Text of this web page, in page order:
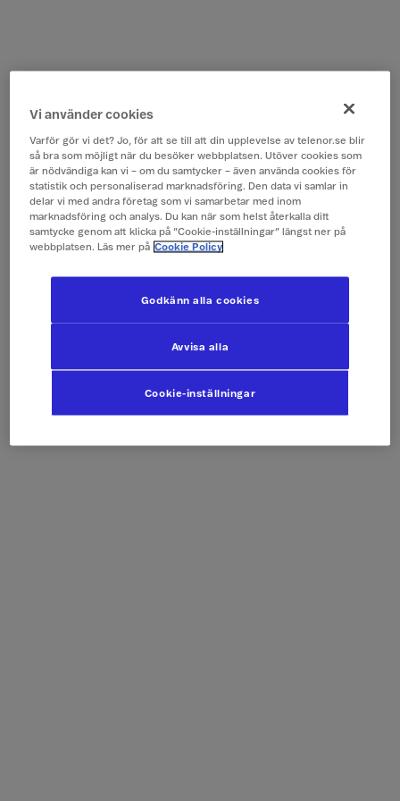
Vi använder cookies
Varför gör vi det? Jo, för att se till att din upplevelse av telenor.se blir
så bra som möjligt när du besöker webbplatsen. Utöver cookies som
är nödvändiga kan vi – om du samtycker – även använda cookies för
statistik och personaliserad marknadsföring. Den data vi samlar in
delar vi med andra företag som vi samarbetar med inom
marknadsföring och analys. Du kan när som helst återkalla ditt
samtycke genom att klicka på ”Cookie-inställningar” längst ner på
webbplatsen. Läs mer på Cookie Policy
Cookie-inställningar
Avvisa alla
Godkänn alla cookies